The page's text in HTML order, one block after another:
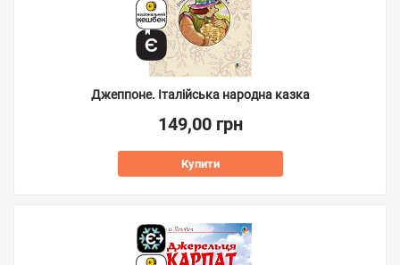
Джеппоне. Італійська народна казка
149,00 грн
Купити